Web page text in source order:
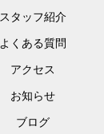
スタッフ紹介
よくある質問
アクセス
お知らせ
ブログ